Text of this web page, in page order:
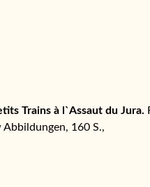
Trains à l`Assaut du Jura.
160 S.,